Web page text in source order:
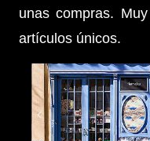
unas compras.
artículos únicos.